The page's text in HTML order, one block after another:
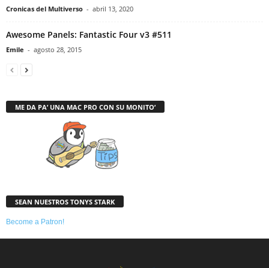
Cronicas del Multiverso - abril 13, 2020
Awesome Panels: Fantastic Four v3 #511
Emile - agosto 28, 2015
ME DA PA’ UNA MAC PRO CON SU MONITO’
SEAN NUESTROS TONYS STARK
Become a Patron!